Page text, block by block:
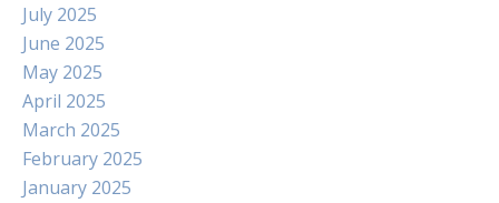
July 2025
June 2025
May 2025
April 2025
March 2025
February 2025
January 2025